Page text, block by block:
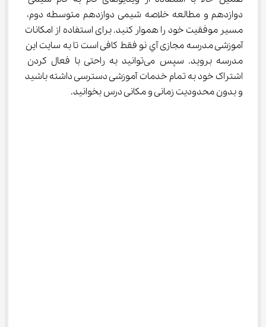
دوازدهم و مطالعه خلاصه شیمی دوازدهم متوسطه دوم،
مسیر موفقیت خود را هموار کنید. برای استفاده از امکانات
آموزشی مدرسه مجازی آي نو فقط کافی است تا به سایت این
مدرسه بروید. سپس می‌توانید به راحتی با فعال کردن
اشتراک خود به تمام خدمات آموزشی دسترسی داشته باشید
و بدون محدودیت زمانی و مکانی درس بخوانید.